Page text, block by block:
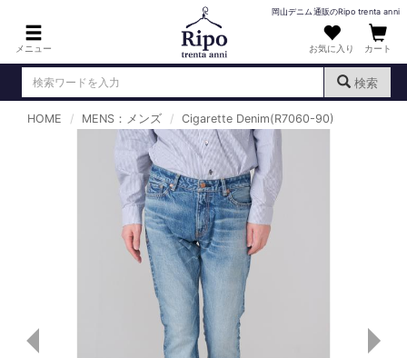
メニュー
岡山デニム通販のRipo trenta anni
お気に入り カート
検索
新規会員登録 ）
MENS : メンズ
DENIM : デニム
PANTS : パンツ
TOPS : トップス
T-SHIRT : Tシャツ
KNIT : ニット
HOME MENS：メンズ Cigarette Denim(R7060-90)